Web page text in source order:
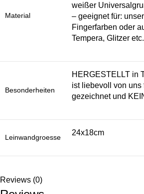
Material
weißer
– geeignet für:
Fingerfarben oder
Tempera, Glitzer etc.
Besonderheiten
HERGESTELLT in
ist liebevoll von uns
gezeichnet und
Leinwandgroesse
24x18cm
Reviews (0)